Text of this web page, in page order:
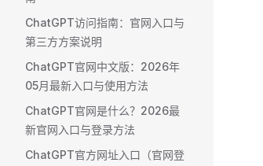
ChatGPT访问指南：官网入口与
第三方方案说明
ChatGPT官网中文版：2026年
05月最新入口与使用方法
ChatGPT官网是什么？2026最
新官网入口与登录方法
ChatGPT官方网址入口（官网登